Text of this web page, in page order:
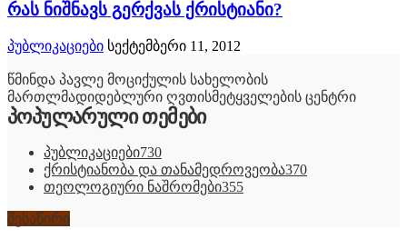
რას ნიშნავს გერქვას ქრისტიანი?
პუბლიკაციები სექტემბერი 11, 2012
წმინდა პავლე მოციქულის სახელობის
მართლმადიდებლური ღვთისმეტყველების ცენტრი
პოპულარული თემები
პუბლიკაციები730
ქრისტიანობა და თანამედროვეობა370
თეოლოგიური ნაშრომები355
შესაწირი